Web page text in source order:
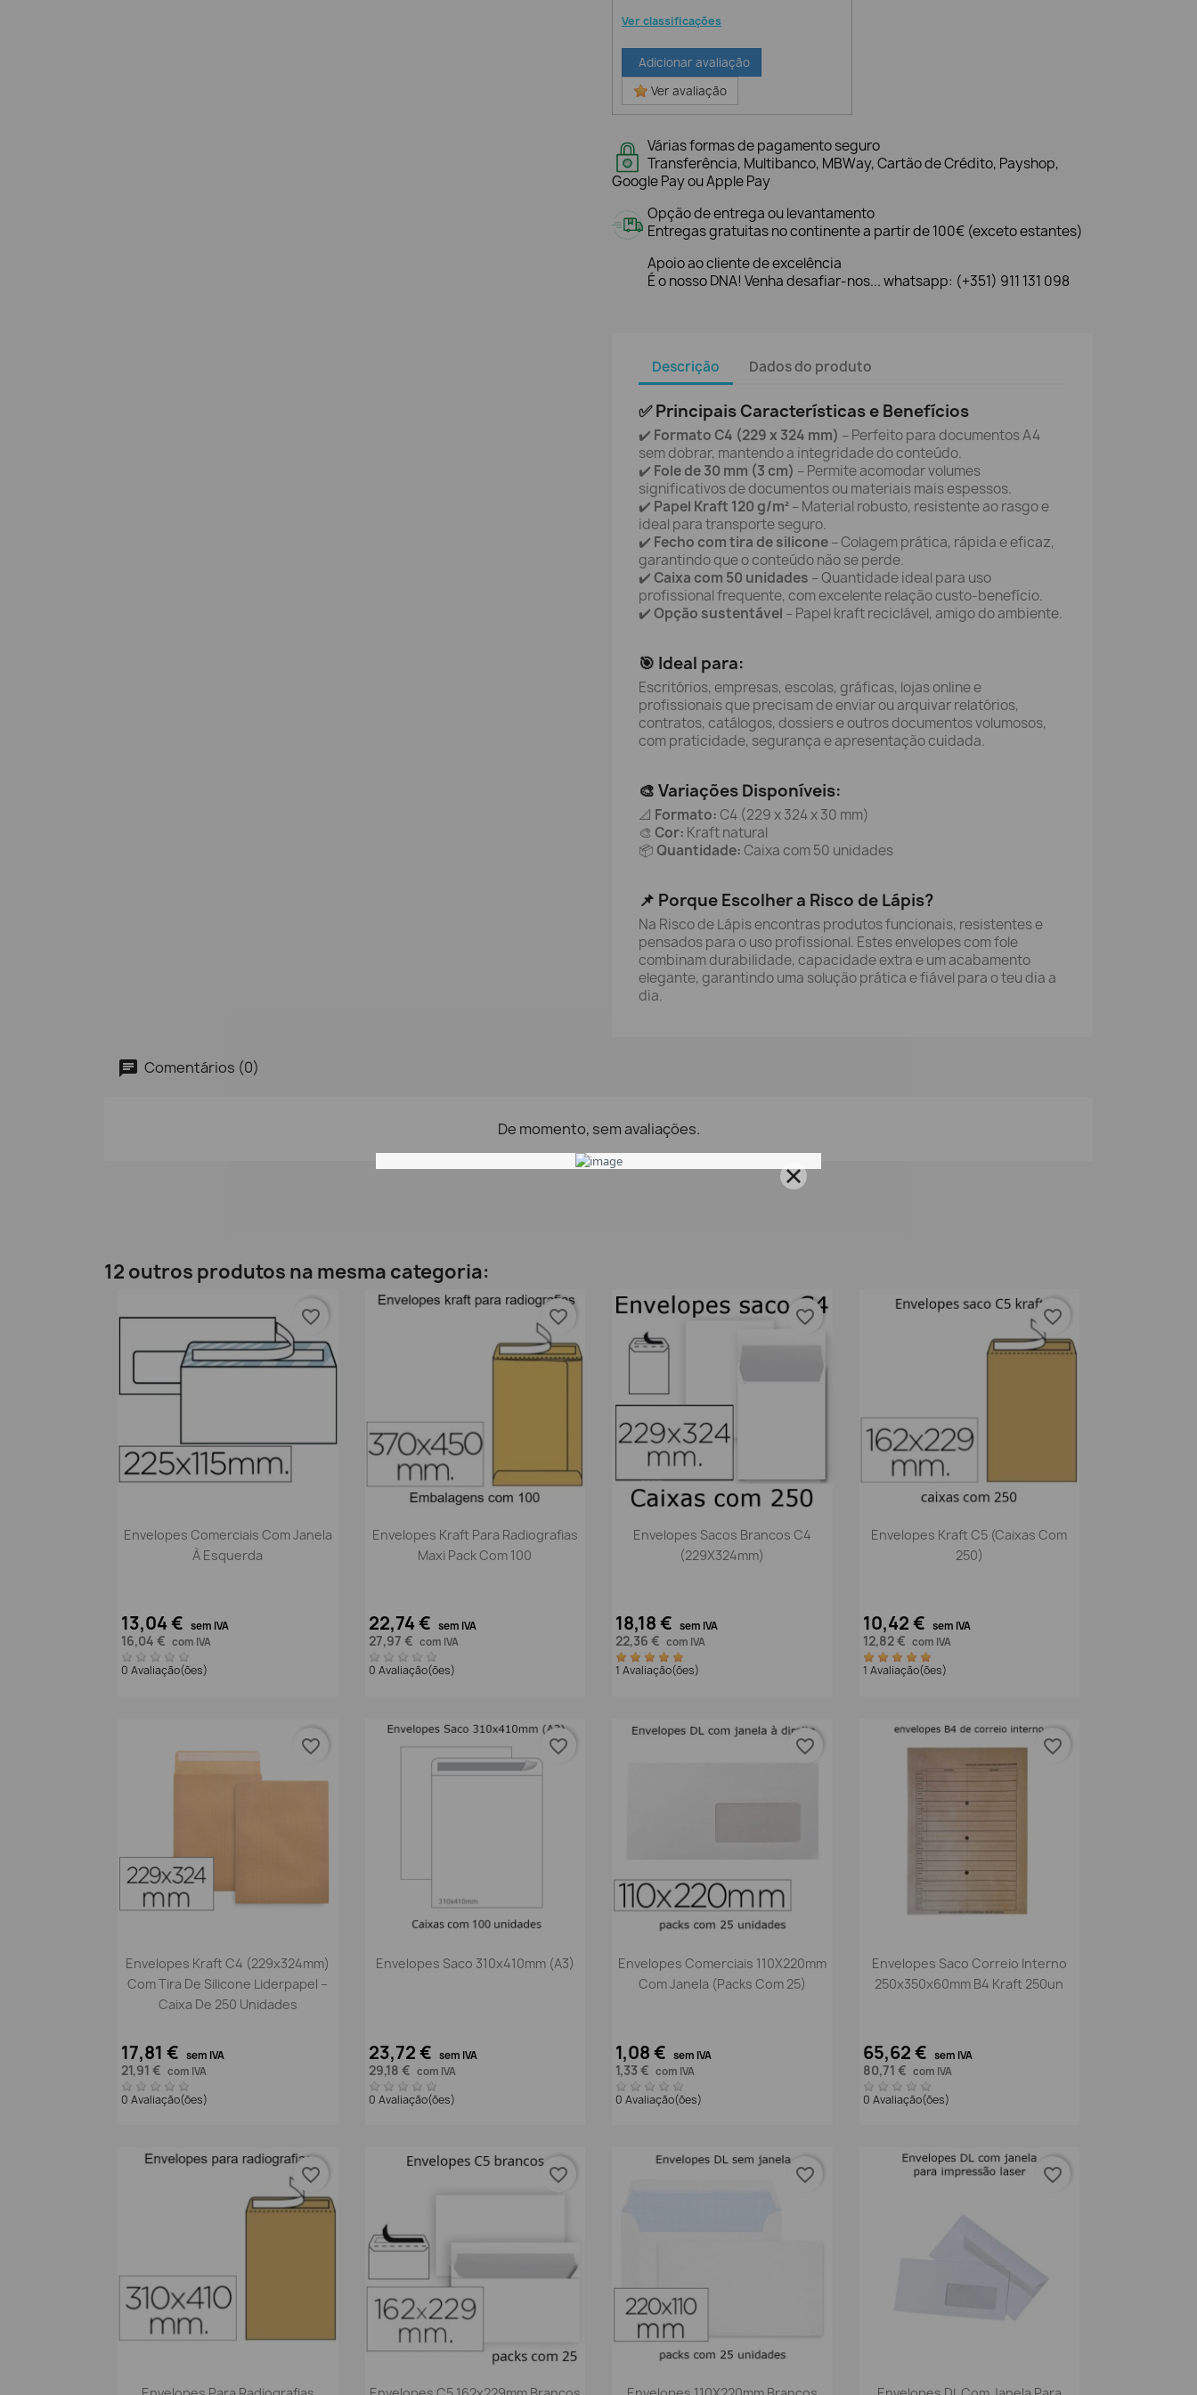
Ver classificações
Adicionar avaliação
Ver avaliação
Várias formas de pagamento seguro
Transferência, Multibanco, MBWay, Cartão de Crédito, Payshop,
Google Pay ou Apple Pay
Opção de entrega ou levantamento
Entregas gratuitas no continente a partir de 100€ (exceto estantes)
Apoio ao cliente de excelência
É o nosso DNA! Venha desafiar-nos... whatsapp: (+351) 911 131 098
Descrição Dados do produto
✅ Principais Características e Benefícios
✔️ Formato C4 (229 x 324 mm) – Perfeito para documentos A4
sem dobrar, mantendo a integridade do conteúdo.
✔️ Fole de 30 mm (3 cm) – Permite acomodar volumes
significativos de documentos ou materiais mais espessos.
✔️ Papel Kraft 120 g/m²– Material robusto, resistente ao rasgo e
ideal para transporte seguro.
✔️ Fecho com tira de silicone– Colagem prática, rápida e eficaz,
garantindo que o conteúdo não se perde.
✔️Caixa com 50 unidades – Quantidade ideal para uso
profissional frequente, com excelente relação custo-benefício.
✔️Opção sustentável – Papel kraft reciclável, amigo do ambiente.
🎯 Ideal para:
Escritórios, empresas, escolas, gráficas, lojas online e
profissionais que precisam de enviar ou arquivar relatórios,
contratos, catálogos, dossiers e outros documentos volumosos,
com praticidade, segurança e apresentação cuidada.
🎨 Variações Disponíveis:
📐 Formato:C4 (229 x 324 x 30 mm)
🎨 Cor: Kraft natural
📦Quantidade:Caixa com 50 unidades
📌 Porque Escolher a Risco de Lápis?
Na Risco de Lápis encontras produtos funcionais, resistentes e
pensados para o uso profissional. Estes envelopes com fole
combinam durabilidade, capacidade extra e um acabamento
elegante, garantindo uma solução prática e fiável para o teu dia a
dia.
Comentários (0)
De momento, sem avaliações.
12 outros produtos na mesma categoria:
 Vista rápida
Envelopes Comerciais Com Janela
À Esquerda
13,04 € sem IVA
16,04 € com IVA
0 Avaliação(ões)
favorite_border
 Vista rápida
Envelopes Kraft Para Radiografias
Maxi Pack Com 100
22,74 € sem IVA
27,97 € com IVA
0 Avaliação(ões)
favorite_border
Vista rápida
Envelopes Sacos Brancos C4
(229X324mm)
18,18 € sem IVA
22,36 € com IVA
1 Avaliação(ões)
favorite_border
Vista rápida
Envelopes Kraft C5 (caixas Com
250)
10,42 € sem IVA
12,82 € com IVA
1 Avaliação(ões)
favorite_border
Vista rápida
Envelopes Kraft C4 (229x324mm)
Com Tira De Silicone Liderpapel –
Caixa De 250 Unidades
17,81 € sem IVA
21,91 € com IVA
0 Avaliação(ões)
favorite_border
Vista rápida
Envelopes Saco 310x410mm (A3)
23,72 € sem IVA
29,18 € com IVA
0 Avaliação(ões)
favorite_border
 Vista rápida
Envelopes Comerciais 110X220mm
Com Janela (packs Com 25)
1,08 € sem IVA
1,33 € com IVA
0 Avaliação(ões)
favorite_border
Vista rápida
Envelopes Saco Correio Interno
250x350x60mm B4 Kraft 250un
65,62 € sem IVA
80,71 € com IVA
0 Avaliação(ões)
favorite_border
Vista rápida
favorite_border
 Vista rápida
favorite_border
Vista rápida
favorite_border
Vista rápida
favorite_border